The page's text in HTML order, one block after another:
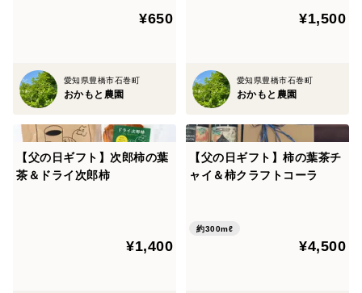
¥650
愛知県豊橋市石巻町
おかもと農園
¥1,500
愛知県豊橋市石巻町
おかもと農園
【父の日ギフト】次郎柿の葉
茶＆ドライ次郎柿
¥1,400
【父の日ギフト】柿の葉茶チ
ャイ＆柿クラフトコーラ
約300mℓ
¥4,500